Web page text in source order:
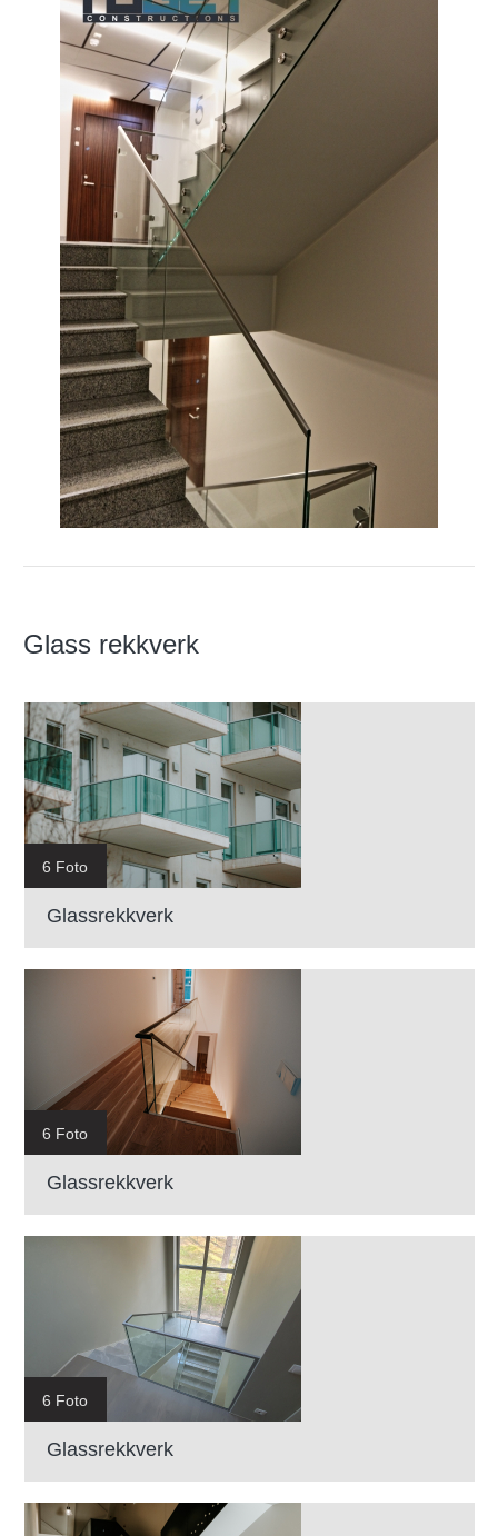
Glass rekkverk
6 Foto
Glassrekkverk
6 Foto
Glassrekkverk
6 Foto
Glassrekkverk